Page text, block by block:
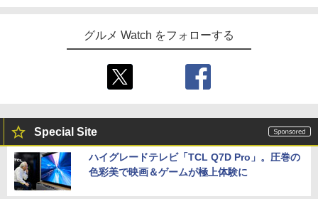
グルメ Watch をフォローする
Special Site
ハイグレードテレビ「TCL Q7D Pro」。圧巻の
色彩美で映画＆ゲームが極上体験に